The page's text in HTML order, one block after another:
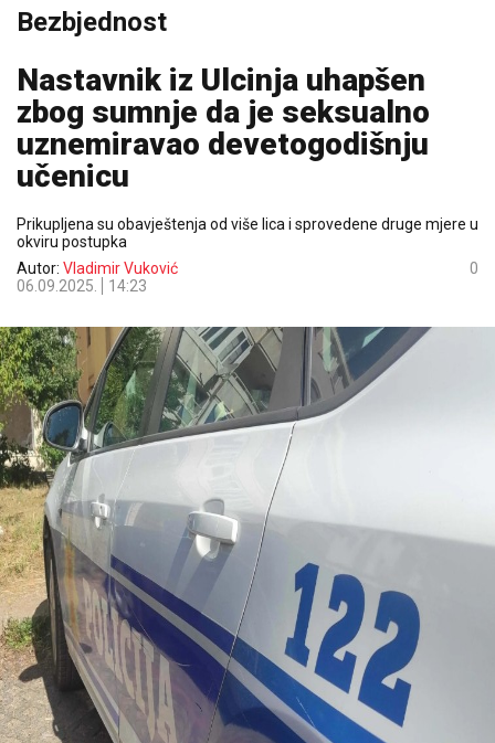
Bezbjednost
Nastavnik iz Ulcinja uhapšen
zbog sumnje da je seksualno
uznemiravao devetogodišnju
učenicu
Prikupljena su obavještenja od više lica i sprovedene druge mjere u
okviru postupka
Autor: Vladimir Vuković
06.09.2025.
14:23
0